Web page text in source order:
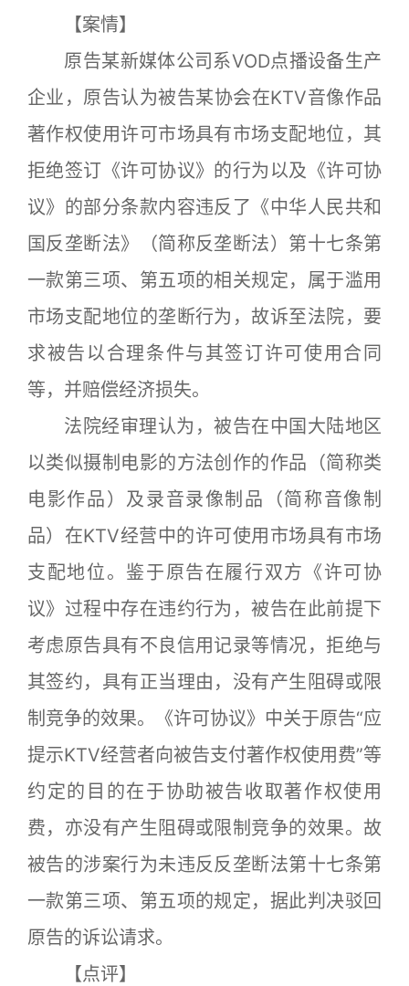
【案情】
原告某新媒体公司系VOD点播设备生产
企业，原告认为被告某协会在KTV音像作品
著作权使用许可市场具有市场支配地位，其
拒绝签订《许可协议》的行为以及《许可协
议》的部分条款内容违反了《中华人民共和
国反垄断法》（简称反垄断法）第十七条第
一款第三项、第五项的相关规定，属于滥用
市场支配地位的垄断行为，故诉至法院，要
求被告以合理条件与其签订许可使用合同
等，并赔偿经济损失。
法院经审理认为，被告在中国大陆地区
以类似摄制电影的方法创作的作品（简称类
电影作品）及录音录像制品（简称音像制
品）在KTV经营中的许可使用市场具有市场
支配地位。鉴于原告在履行双方《许可协
议》过程中存在违约行为，被告在此前提下
考虑原告具有不良信用记录等情况，拒绝与
其签约，具有正当理由，没有产生阻碍或限
制竞争的效果。《许可协议》中关于原告“应
提示KTV经营者向被告支付著作权使用费”等
约定的目的在于协助被告收取著作权使用
费，亦没有产生阻碍或限制竞争的效果。故
被告的涉案行为未违反反垄断法第十七条第
一款第三项、第五项的规定，据此判决驳回
原告的诉讼请求。
【点评】